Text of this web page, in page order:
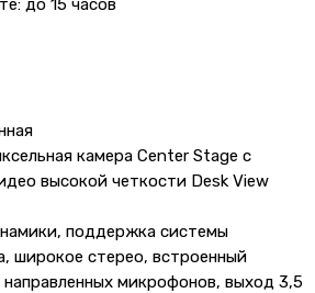
до 15 часов
камера Center Stage с
высокой четкости Desk View
поддержка системы
широкое стерео, встроенный
микрофонов, выход 3,5